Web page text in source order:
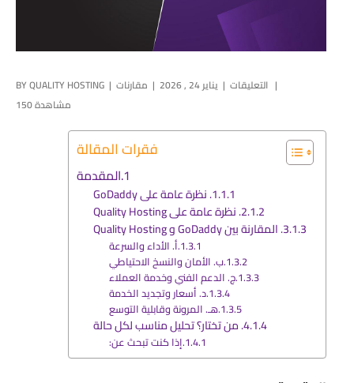
BYQUALITY HOSTING مقارنات يناير 24 , 2026
150 مشاهدة
فقرات المقالة
المقدمة
1. نظرة عامة على GoDaddy
2. نظرة عامة على Quality Hosting
3. المقارنة بين GoDaddy و Quality Hosting
أ. الأداء والسرعة
ب. الأمان والنسخ الاحتياطي
ج. الدعم الفني وخدمة العملاء
د. أسعار وتجديد الخدمة
هـ. المرونة وقابلية التوسع
4. من تختار؟ تحليل مناسب لكل حالة
إذا كنت تبحث عن: